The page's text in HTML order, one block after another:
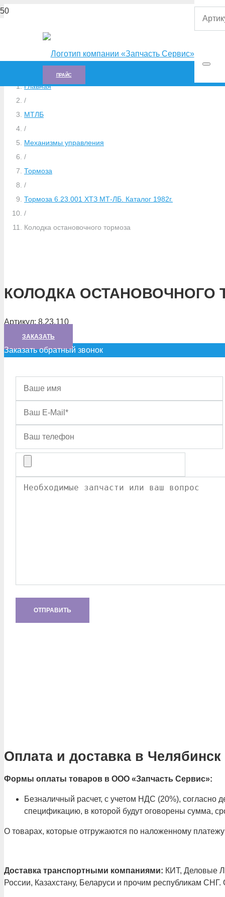
ПРАЙС
Главная
/
МТЛБ
/
Механизмы управления
/
Тормоза
/
Тормоза 6.23.001 ХТЗ МТ-ЛБ. Каталог 1982г.
/
Колодка остановочного тормоза
КОЛОДКА ОСТАНОВОЧНОГО
Артикул: 8.23.110
ЗАКАЗАТЬ
Заказать обратный звонок
Оплата и доставка в Челябинск
Формы оплаты товаров в ООО «Запчасть Сервис»:
Безналичный расчет, с учетом НДС (20%),
спецификацию, в которой будут оговорены сумма,
О товарах, которые отгружаются по наложенному
Доставка транспортными компаниями: КИТ, Деловые
России, Казахстану, Беларуси и прочим республикам